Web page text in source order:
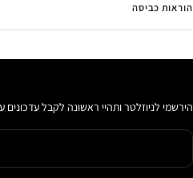
הוראות כביסה
הירשמי לניוזלטר ותהיי ראשונה לקבל עדכונים